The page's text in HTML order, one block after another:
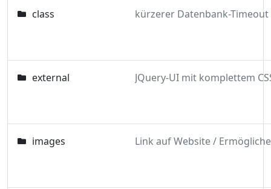
class
external
images